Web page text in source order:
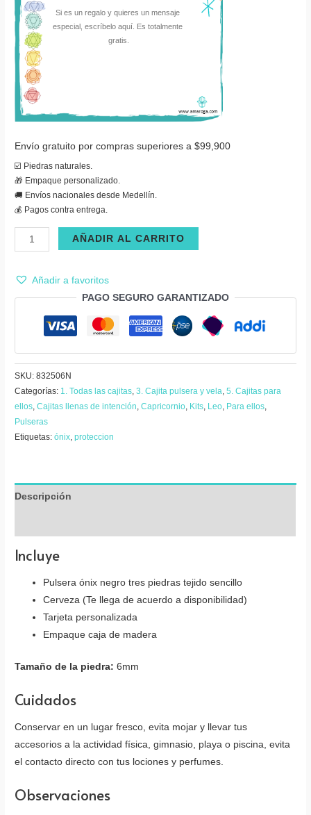
Envío gratuito por compras superiores a $99,900
☑️ Piedras naturales.
🎁 Empaque personalizado.
🚚 Envíos nacionales desde Medellín.
💰 Pagos contra entrega.
Cajita
día
padre
Pulsera
negro
tres
piedras
con
cerveza
papá
AÑADIR AL CARRITO
Añadir a favoritos
PAGO SEGURO GARANTIZADO
SKU:832506N
Categorías: 1. Todas las cajitas,3. Cajita pulsera y vela,5. Cajitas para
ellos,Cajitas llenas de intención,Capricornio, Kits, Leo, Para ellos,
Pulseras
Etiquetas:ónix,proteccion
Descripción
Incluye
Pulsera ónix negro tres piedras tejido sencillo
Cerveza (Te llega de acuerdo a disponibilidad)
Tarjeta personalizada
Empaque caja de madera
Tamaño de la piedra: 6mm
Cuidados
Conservar en un lugar fresco, evita mojar y llevar tus
accesorios a la actividad física, gimnasio, playa o piscina, evita
el contacto directo con tus lociones y perfumes.
Observaciones